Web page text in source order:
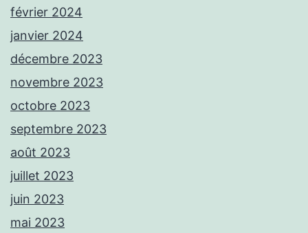
février 2024
janvier 2024
décembre 2023
novembre 2023
octobre 2023
septembre 2023
août 2023
juillet 2023
juin 2023
mai 2023